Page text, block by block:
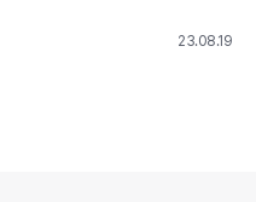
23.08.19